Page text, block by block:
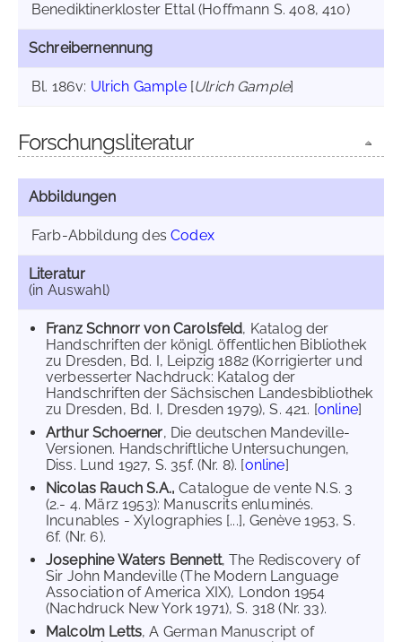
Benediktinerkloster Ettal (Hoffmann S. 408, 410)
Schreibernennung
Bl. 186v: Ulrich Gample[Ulrich Gample]
Forschungsliteratur
Abbildungen
Farb-Abbildung desCodex
Literatur
(in Auswahl)
Franz Schnorr von Carolsfeld, Katalog der
Handschriften der königl. öffentlichen Bibliothek
zu Dresden, Bd. I, Leipzig 1882 (Korrigierter und
verbesserter Nachdruck: Katalog der
Handschriften der Sächsischen Landesbibliothek
zu Dresden, Bd. I, Dresden 1979), S. 421. [online]
Arthur Schoerner, Die deutschen Mandeville-
Versionen. Handschriftliche Untersuchungen,
Diss. Lund 1927, S. 35f. (Nr. 8). [online]
Nicolas Rauch S.A., Catalogue de vente N.S. 3
(2.- 4. März 1953): Manuscrits enluminés.
Incunables - Xylographies [...], Genève 1953, S.
6f. (Nr. 6).
Josephine Waters Bennett, The Rediscovery of
Sir John Mandeville (The Modern Language
Association of America XIX), London 1954
(Nachdruck New York 1971), S. 318 (Nr. 33).
Malcolm Letts, A German Manuscript of